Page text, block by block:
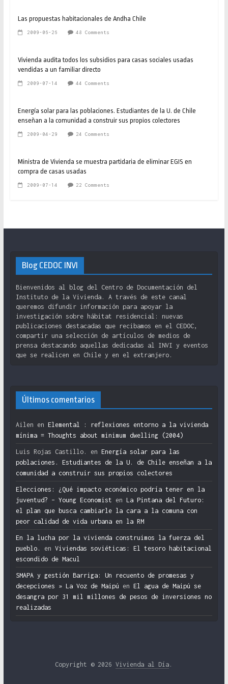
Las propuestas habitacionales de Andha Chile
2009-06-26 48 Comments
Vivienda audita todos los subsidios para casas sociales usadas
vendidas a un familiar directo
2009-07-14 44 Comments
Energía solar para las poblaciones. Estudiantes de la U. de Chile
enseñan a la comunidad a construir sus propios colectores
2009-04-29 24 Comments
Ministra de Vivienda se muestra partidaria de eliminar EGIS en
compra de casas usadas
2009-07-14 22 Comments
Blog CEDOC INVI
Bienvenidos al blog del Centro de Documentación del
Instituto de la Vivienda. A través de este canal
queremos difundir información para apoyar la
investigación sobre hábitat residencial: nuevas
publicaciones destacadas que recibamos en el CEDOC,
compartir una selección de artículos de medios de
prensa destacando aquellas dedicadas al INVI y eventos
que se realicen en Chile y en el extranjero.
Últimos comentarios
Ailen en Elemental : reflexiones entorno a la vivienda
mínima = Thoughts about minimum dwelling (2004)
Luis Rojas Castillo. en Energía solar para las
poblaciones. Estudiantes de la U. de Chile enseñan a la
comunidad a construir sus propios colectores
Elecciones: ¿Qué impacto económico podría tener en la
juventud? – Young Economist en La Pintana del Futuro:
el plan que busca cambiarle la cara a la comuna con
peor calidad de vida urbana en la RM
En la lucha por la vivienda construimos la fuerza del
pueblo.
en Viviendas soviéticas: El tesoro habitacional
escondido de Macul
SMAPA y gestión Barriga: Un recuento de promesas y
decepciones » La Voz de Maipú en El agua de Maipú se
desangra por 31 mil millones de pesos de inversiones no
realizadas
Copyright © 2026Vivienda al Día .